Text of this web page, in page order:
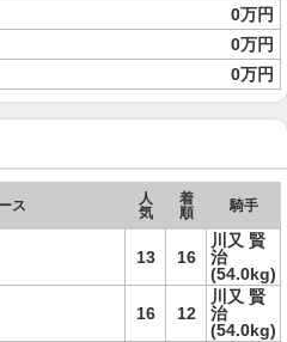
0万円
0万円
0万円
ス
人
気
着
順
騎手
13 16
川又 賢
治
(54.0kg)
16 12
川又 賢
治
(54.0kg)